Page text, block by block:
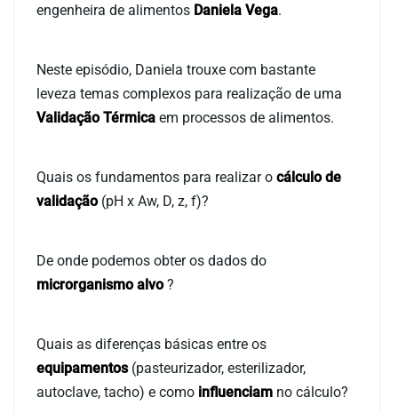
engenheira de alimentos Daniela Vega.
Neste episódio, Daniela trouxe com bastante
leveza temas complexos para realização de uma
Validação Térmica em processos de alimentos.
Quais os fundamentos para realizar o cálculo de
validação (pH x Aw, D, z, f)?
De onde podemos obter os dados do
microrganismo alvo?
Quais as diferenças básicas entre os
equipamentos (pasteurizador, esterilizador,
autoclave, tacho) e como influenciam no cálculo?